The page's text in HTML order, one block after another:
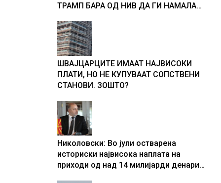
ТРАМП БАРА ОД НИВ ДА ГИ НАМАЛАТ
ШВАЈЦАРЦИТЕ ИМААТ НАЈВИСОКИ
ПЛАТИ, НО НЕ КУПУВААТ СОПСТВЕНИ
СТАНОВИ. ЗОШТО?
Николовски: Во јули остварена
историски највисока наплата на
приходи од над 14 милијарди денари